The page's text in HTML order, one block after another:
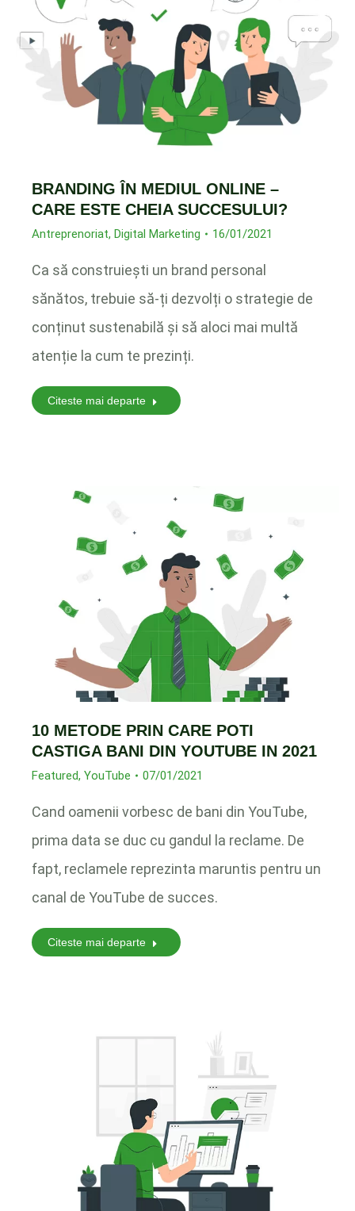
BRANDING ÎN MEDIUL ONLINE –
CARE ESTE CHEIA SUCCESULUI?
Antreprenoriat, Digital Marketing 16/01/2021
Ca să construiești un brand personal
sănătos, trebuie să-ți dezvolți o strategie de
conținut sustenabilă și să aloci mai multă
atenție la cum te prezinți.
Citeste mai departe
10 METODE PRIN CARE POTI
CASTIGA BANI DIN YOUTUBE IN 2021
Featured, YouTube 07/01/2021
Cand oamenii vorbesc de bani din YouTube,
prima data se duc cu gandul la reclame. De
fapt, reclamele reprezinta maruntis pentru un
canal de YouTube de succes.
Citeste mai departe